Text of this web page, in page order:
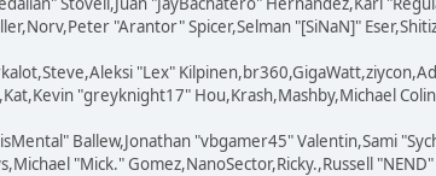
"Arantor" Spicer,Selman "[SiNaN]"
"Lex"
"greyknight17" Hou,Krash,Mashby,Michael
Ballew,Jonathan "vbgamer45" Valentin,Sami
"Mick." Gomez,NanoSector,Ricky.,Russell